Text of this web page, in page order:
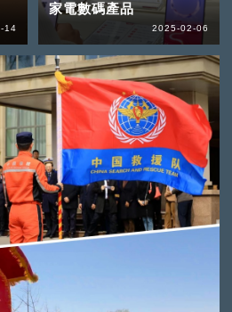
14
家電數碼產品
2025-02-06